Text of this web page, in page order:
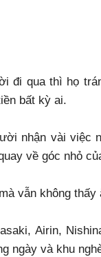
đi qua thì họ
bất kỳ ai.
nhận vài việc
về góc nhỏ
vẫn không thấy
Airin,
ngày và khu